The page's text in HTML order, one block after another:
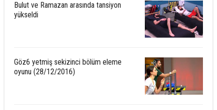
Bulut ve Ramazan arasında tansiyon
yükseldi
Göz6 yetmiş sekizinci bölüm eleme
oyunu (28/12/2016)